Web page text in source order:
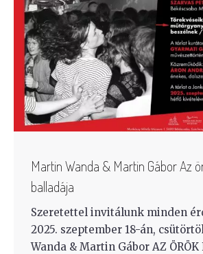
Martin Wanda & Martin Gábor Az
balladája
Szeretettel invitálunk minden
2025. szeptember 18-án,
Wanda & Martin Gábor AZ ÖRÖK